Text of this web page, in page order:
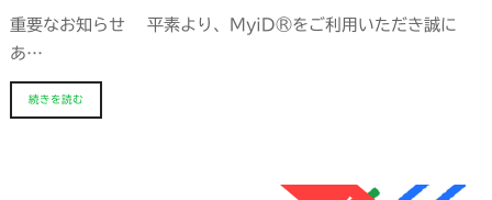
重要なお知らせ 平素より、MyiD®をご利用いただき誠に
あ…
続きを読む